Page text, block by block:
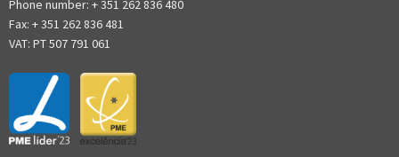
Phone number: + 351 262 836 480
Fax: + 351 262 836 481
VAT: PT 507 791 061